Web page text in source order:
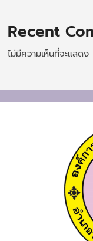
Recent
ไม่มีความเห็นที่จะแสดง